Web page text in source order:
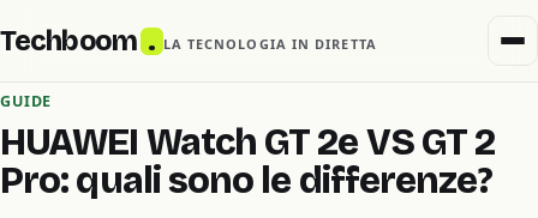
Techboom . LA TECNOLOGIA IN DIRETTA
GUIDE
HUAWEI Watch GT 2e VS GT 2
Pro: quali sono le differenze?